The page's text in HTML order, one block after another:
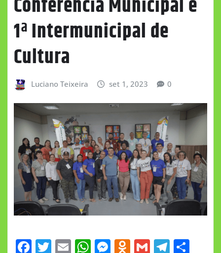
Conferência Municipal e
1ª Intermunicipal de
Cultura
Luciano Teixeira set 1, 2023 0
F T E W M O G T